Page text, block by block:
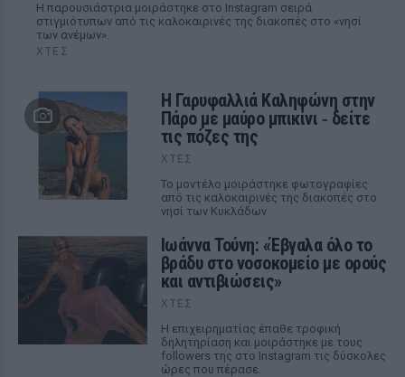
Η παρουσιάστρια μοιράστηκε στο Instagram σειρά
στιγμιότυπων από τις καλοκαιρινές της διακοπές στο «νησί
των ανέμων».
ΧΤΕΣ
Η Γαρυφαλλιά Καληφώνη στην
Πάρο με μαύρο μπικίνι ‑ δείτε
τις πόζες της
ΧΤΕΣ
Το μοντέλο μοιράστηκε φωτογραφίες
από τις καλοκαιρινές της διακοπές στο
νησί των Κυκλάδων
Ιωάννα Τούνη: «Έβγαλα όλο το
βράδυ στο νοσοκομείο με ορούς
και αντιβιώσεις»
ΧΤΕΣ
Η επιχειρηματίας έπαθε τροφική
δηλητηρίαση και μοιράστηκε με τους
followers της στο Instagram τις δύσκολες
ώρες που πέρασε.